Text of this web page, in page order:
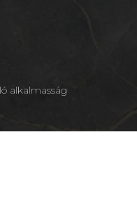
alkalmasság